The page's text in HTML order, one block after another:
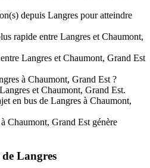
depuis Langres pour atteindre
rapide entre Langres et Chaumont,
Langres et Chaumont, Grand Est
à Chaumont, Grand Est ?
et Chaumont, Grand Est.
en bus de Langres à Chaumont,
Chaumont, Grand Est génère
Langres